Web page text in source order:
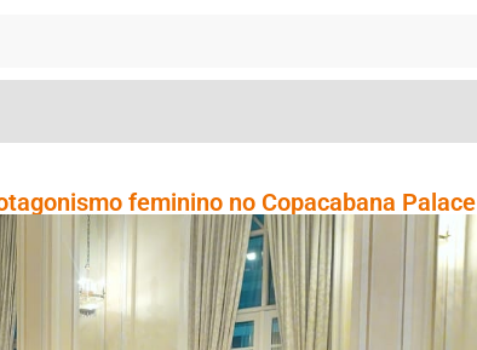
feminino no Copacabana Palace